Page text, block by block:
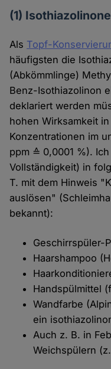
(1) Isothiazolinone
Als Topf-
häufigsten die
(Abkömmlinge)
Benz-Isothiazolinon
deklariert werden
hohen Wirksamkeit
Konzentrationen im
ppm ≙ 0,0001 %).
Vollständigkeit) in
T. mit dem Hinweis
auslösen"
bekannt):
Geschirrspüler-
Haarshampoo
Handspülmittel
Wandfarbe
ein
Auch z. B. in
Weichspülern